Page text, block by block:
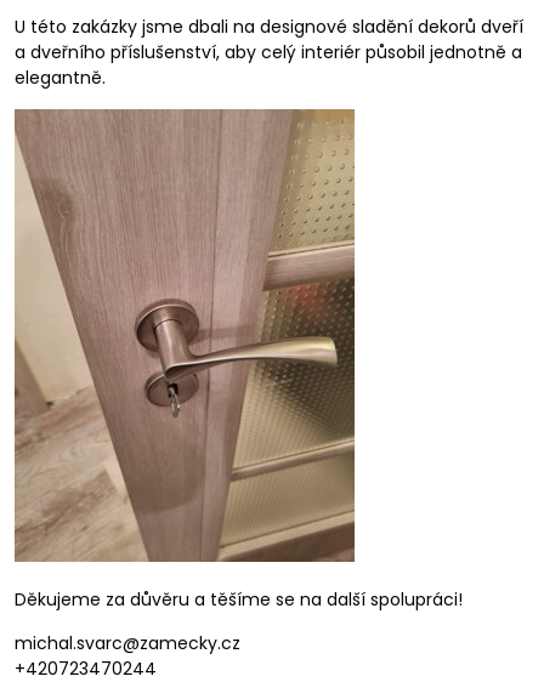
U této zakázky jsme dbali na designové sladění dekorů dveří
a dveřního příslušenství, aby celý interiér působil jednotně a
elegantně.
Děkujeme za důvěru a těšíme se na další spolupráci!
michal.svarc@zamecky.cz
+420723470244